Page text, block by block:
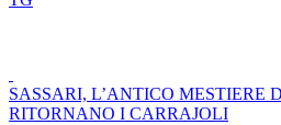
SASSARI, L’ANTICO MESTIERE
RITORNANO I CARRAJOLI